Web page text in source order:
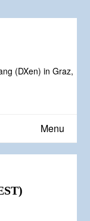
(DXen) in Graz,
Menu